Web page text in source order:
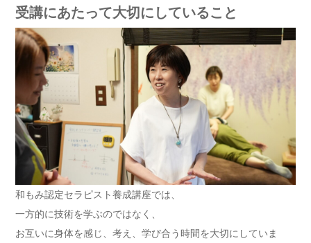
受講にあたって大切にしていること
和もみ認定セラピスト養成講座では、
一方的に技術を学ぶのではなく、
お互いに身体を感じ、考え、学び合う時間を大切にしていま